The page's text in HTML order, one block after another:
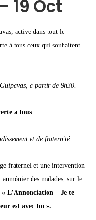
19 Oct
active dans tout le
à tous ceux qui souhaitent
à partir de 9h30.
à tous
et de fraternité.
fraternel et une intervention
des malades, sur le
« L’Annonciation – Je te
est avec toi ».